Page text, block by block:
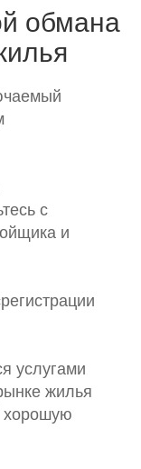
обмана
с
и
услугами
жилья
хорошую